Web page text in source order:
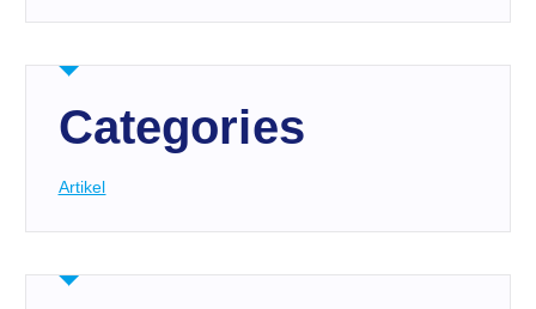
Categories
Artikel